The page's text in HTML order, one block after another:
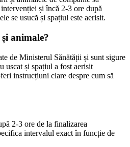
și încă 2-3 ore după
se usucă și spațiul este aerisit.
animale?
de Ministerul Sănătății și sunt sigure
uscat și spațiul a fost aerisit
instrucțiuni clare despre cum să
2-3 ore de la finalizarea
intervalul exact în funcție de